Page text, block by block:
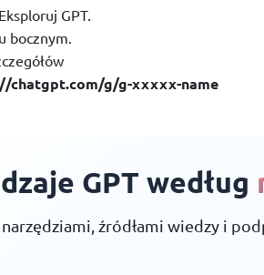
GPT.
bocznym.
chatgpt.com/g/g-xxxxx-name
GPT według
źródłami wiedzy i